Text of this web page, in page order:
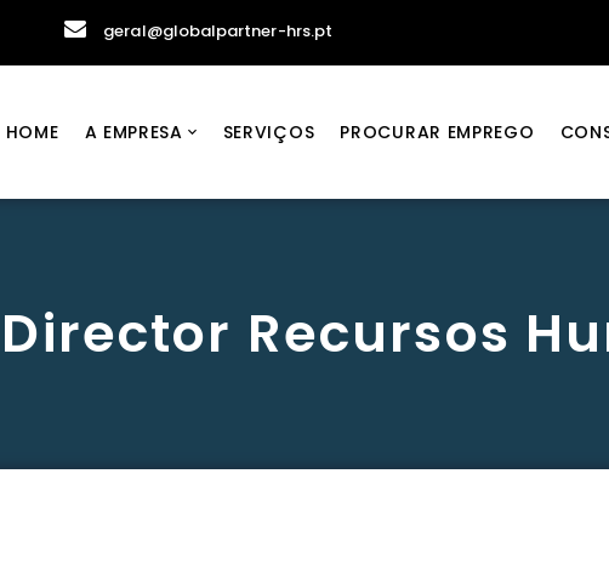
geral@globalpartner-hrs.pt
HOME A EMPRESA SERVIÇOS PROCURAR EMPREGO
Director Recursos